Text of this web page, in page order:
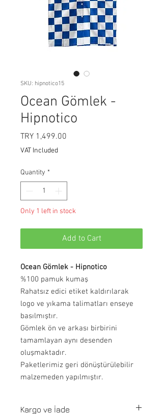
SKU: hipnotico15
Ocean Gömlek -
Hipnotico
TRY 1,499.00
VAT Included
Quantity *
Only 1 left in stock
Add to Cart
Ocean Gömlek - Hipnotico
%100 pamuk kumaş
Rahatsız edici etiket kaldırılarak
logo ve yıkama talimatları enseye
basılmıştır.
Gömlek ön ve arkası birbirini
tamamlayan aynı desenden
oluşmaktadır.
Paketlerimiz geri dönüştürülebilir
malzemeden yapılmıştır.
Kargo ve İade